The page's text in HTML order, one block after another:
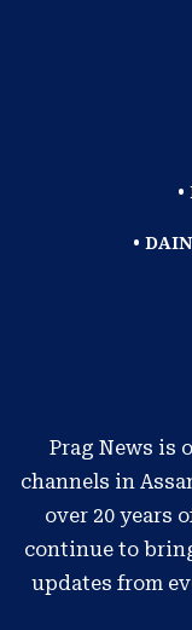
•
Prag News is
channels in
over 20 years
continue to
updates from